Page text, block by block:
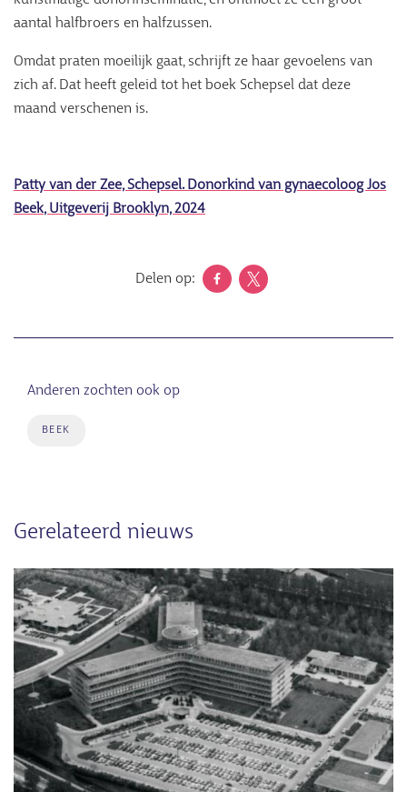
aantal halfbroers en halfzussen.
Omdat praten moeilijk gaat, schrijft ze haar gevoelens van
zich af. Dat heeft geleid tot het boek Schepsel dat deze
maand verschenen is.
Patty van der Zee,Schepsel. Donorkind van gynaecoloog Jos
Beek, Uitgeverij Brooklyn, 2024
Delen op:
Anderen zochten ook op
BEEK
Gerelateerd nieuws
Afbeelding